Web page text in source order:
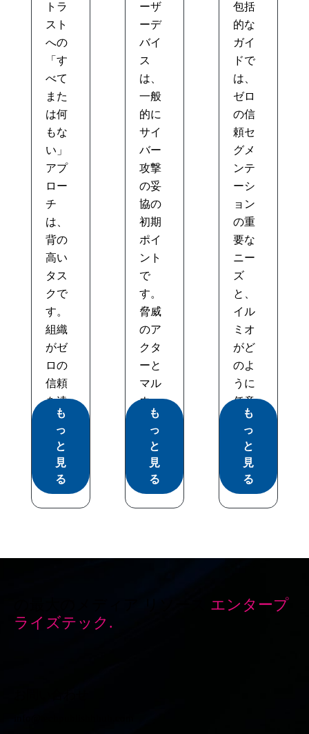
トラ
スト
への
「す
べて
また
は何
もな
い」
アプ
ロー
チ
は、
背の
高い
タス
クで
す。
組織
がゼ
ロの
信頼
を達
成す...
も
っ
と
見
る
ーザ
ーデ
バイ
ス
は、
一般
的に
サイ
バー
攻撃
の妥
協の
初期
ポイ
ント
で
す。
脅威
のア
クタ
ーと
マル
ウェ
ア...
も
っ
と
見
る
包括
的な
ガイ
ドで
は、
ゼロ
の信
頼セ
グメ
ンテ
ーシ
ョン
の重
要な
ニー
ズ
と、
イル
ミオ
がど
のよ
うに
任意
の規...
も
っ
と
見
る
エンタープ
ライズテック.